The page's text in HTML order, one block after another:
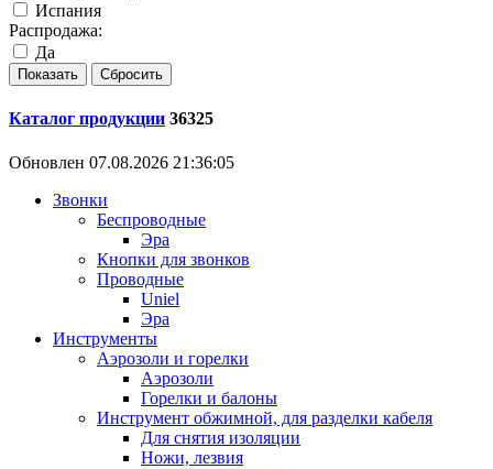
Испания
Распродажа:
Да
Каталог продукции 36325
Обновлен 07.08.2026 21:36:05
Звонки
Беспроводные
Эра
Кнопки для звонков
Проводные
Uniel
Эра
Инструменты
Аэрозоли и горелки
Аэрозоли
Горелки и балоны
Инструмент обжимной, для разделки кабеля
Для снятия изоляции
Ножи, лезвия